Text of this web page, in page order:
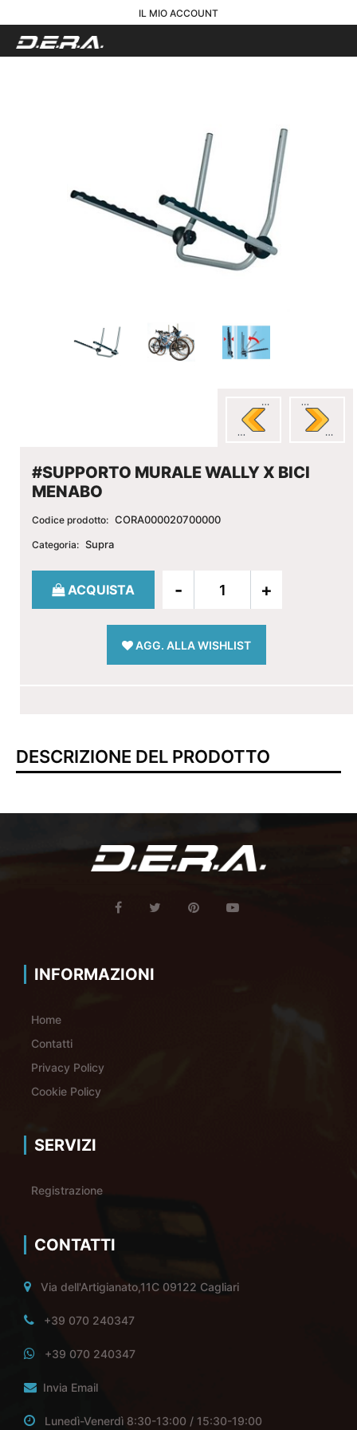
IL MIO ACCOUNT
#SUPPORTO MURALE WALLY X BICI
MENABO
Codice prodotto: CORA000020700000
Categoria: Supra
Quantità
ACQUISTA
AGG. ALLA WISHLIST
DESCRIZIONE DEL PRODOTTO
INFORMAZIONI
Home
Contatti
Privacy Policy
Cookie Policy
SERVIZI
Registrazione
CONTATTI
Via dell'Artigianato,11C 09122 Cagliari
+39 070 240347
+39 070 240347
Invia Email
Lunedì-Venerdì 8:30-13:00 / 15:30-19:00